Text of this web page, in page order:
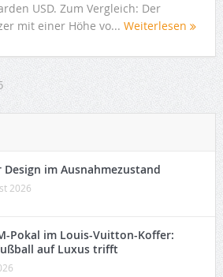
USD. Zum Vergleich: Der
mit einer Höhe vo... Weiterlesen
im Ausnahmezustand
2026
Pokal im Louis-Vuitton-Koffer:
auf Luxus trifft